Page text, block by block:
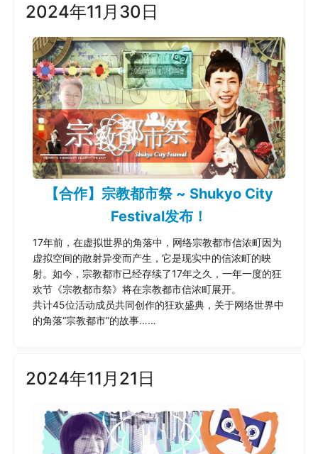
2024年11月30日
【合作】宗教都市祭 ~ Shukyo City
Festival发布！
17年前，在虚拟世界的角落中，网络宗教都市信浓町因为
虚拟空间的散射异变而产生，它是现实中的信浓町的映
射。如今，宗教都市已经存续了17年之久，一年一度的狂
欢节《宗教都市祭》将在宗教都市信浓町展开。
共计45位活动成员共同创作的狂欢盛典，关于网络世界中
的角落“宗教都市”的故事……
2024年11月21日